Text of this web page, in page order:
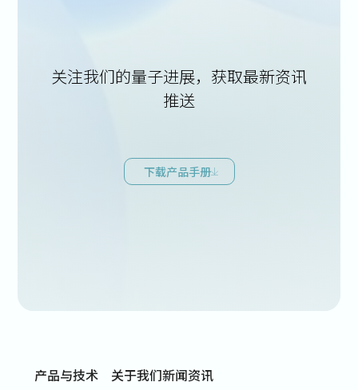
关注我们的量子进展，获取最新资讯
推送
下载产品手册
产品与技术
关于我们新闻资讯